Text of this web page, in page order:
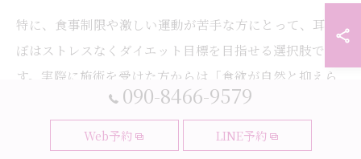
特に、食事制限や激しい運動が苦手な方にとって、耳つ
ぼはストレスなくダイエット目標を目指せる選択肢で
す。実際に施術を受けた方からは「食欲が自然と抑えら
れた」「体調が整ったことで前向きに続けられた」とい
った声も多く、継続しやすい点が評価されています。
090-8466-9579
Web予約 LINE予約